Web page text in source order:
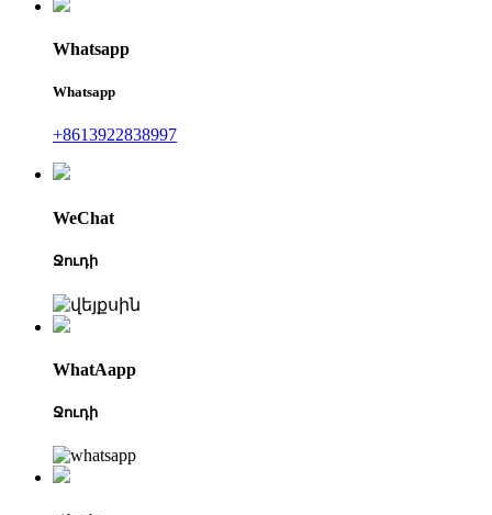
Whatsapp
Whatsapp
+8613922838997
WeChat
Ջուդի
WhatAapp
Ջուդի